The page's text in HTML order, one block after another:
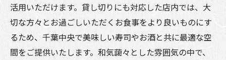
活用いただけます。貸し切りにも対応した店内では、大
切な方々とお過ごしいただくお食事をより良いものにす
るため、千葉中央で美味しい寿司やお酒と共に最適な空
間をご提供いたします。和気藹々とした雰囲気の中で、